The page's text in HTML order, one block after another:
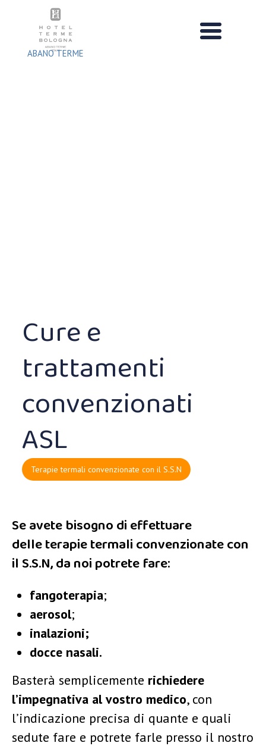
contenuto
ABANO TERME
Cure e
trattamenti
convenzionati
ASL
Terapie termali convenzionate con il S.S.N
Se avete bisogno di effettuare
delleterapie termaliconvenzionate con
il S.S.N, da noi potrete fare:
fangoterapia;
aerosol;
inalazioni;
docce nasali.
Basterà semplicemente richiedere
l’impegnativa al vostro medico, con
l’indicazione precisa di quante e quali
sedute fare e potrete farle presso il nostro